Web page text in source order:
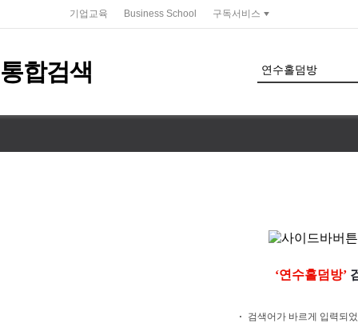
기업교육 Business School 구독서비스
통합검색
‘연수홀덤방’
검색어가 바르게 입력되